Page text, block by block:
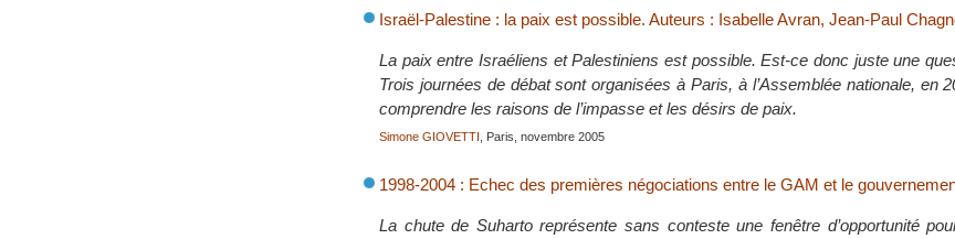
Israël-Palestine : la paix est possible. Auteurs : Isabelle Avran, Jean-Paul
La paix entre Israéliens et Palestiniens est possible. Est-ce donc juste une
Trois journées de débat sont organisées à Paris, à l’Assemblée nationale, en
comprendre les raisons de l’impasse et les désirs de paix.
Simone GIOVETTI , Paris, novembre 2005
1998-2004 : Echec des premières négociations entre le GAM et le
La chute de Suharto représente sans conteste une fenêtre d’opportunité